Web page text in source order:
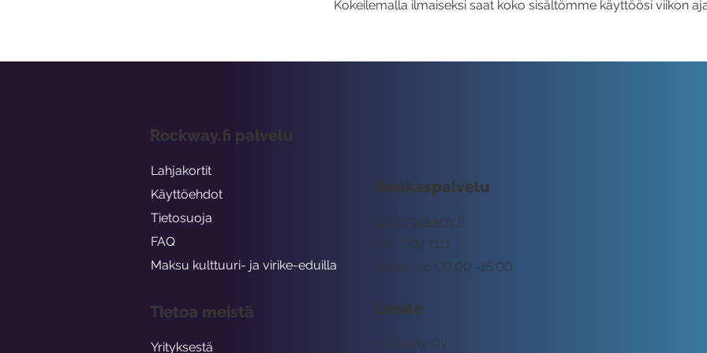
Kokeilemalla ilmaiseksi saat koko sisältömme käyttöösi viikon
Asiakaspalvelu
tuki@rockway.fi
Arkisin klo 09:00 -15:00
045 7731 1111
Osoite
Rockway Oy
Rockway.fi palvelu
Lahjakortit
Käyttöehdot
Tietosuoja
FAQ
Maksu kulttuuri- ja virike-eduilla
Tietoa meistä
Yrityksestä